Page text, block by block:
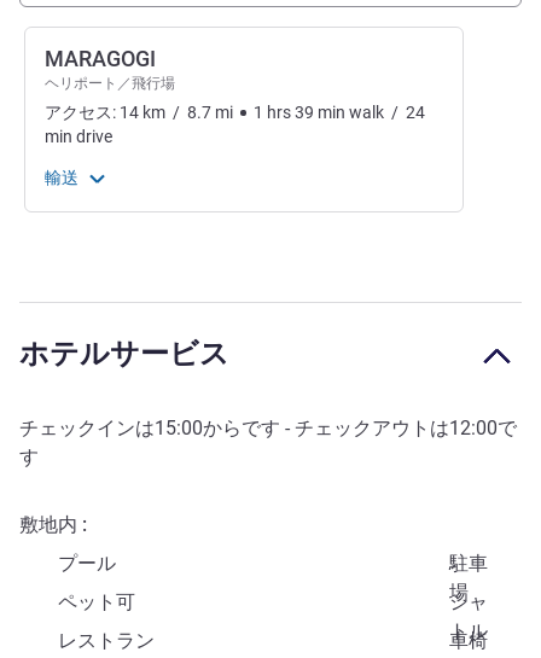
MARAGOGI
ヘリポート／飛行場
アクセス: 14 km / 8.7 mi 1 hrs39 min walk / 24
min drive
輸送
ホテルサービス
チェックインは15:00からです - チェックアウトは12:00で
す
敷地内
プール
駐車
場
ペット可
シャ
トル
レストラン
車椅